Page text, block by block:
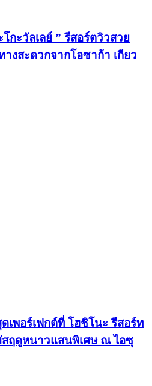
กะวัลเลย์ ” รีสอร์ตวิวสวย
างสะดวกจากโอซาก้า เกียว
เพอร์เฟกต์ที่ โฮชิโนะ รีสอร์ท
สฤดูหนาวแสนพิเศษ ณ ไอซุ